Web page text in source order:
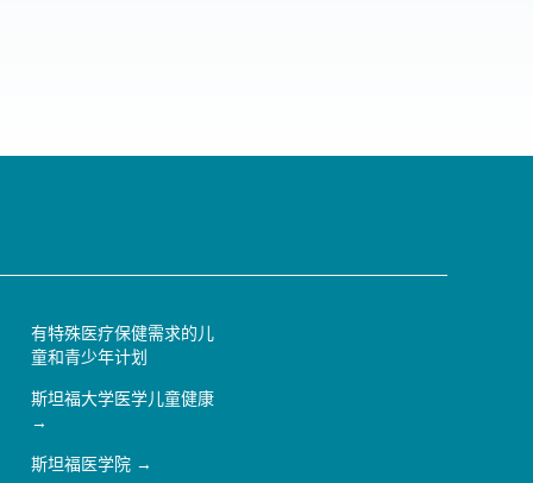
有特殊医疗保健需求的儿
童和青少年计划
斯坦福大学医学儿童健康
斯坦福医学院